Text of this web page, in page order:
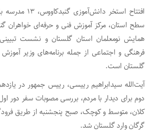
سطح استان، مرکز آموزش فنی و حرفه‌ای خواهران
همایش نومعلمان استان گلستان و نشست
فرهنگی و اجتماعی از جمله برنامه‌های وزیر
گلستان است.
آیت‌الله سیدابراهیم رییسی، رییس جمهور در
دوم برای دیدار با مردم، بررسی مصوبات سفر دور اول
کلان، متوسط و کوچک، صبح پنجشنبه از طریق
گرگان وارد گلستان شد.